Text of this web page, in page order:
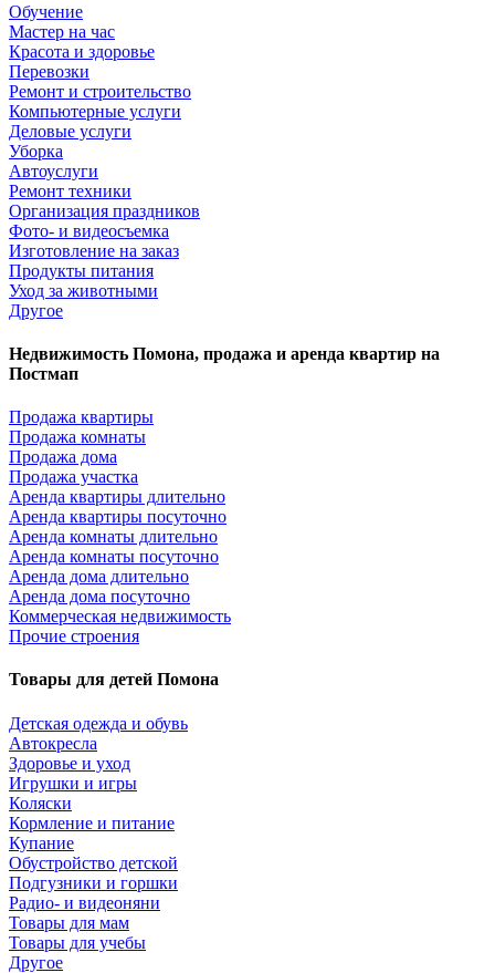
Обучение
Мастер на час
Красота и здоровье
Перевозки
Ремонт и строительство
Компьютерные услуги
Деловые услуги
Уборка
Автоуслуги
Ремонт техники
Организация праздников
Фото- и видеосъемка
Изготовление на заказ
Продукты питания
Уход за животными
Другое
Недвижимость Помона, продажа и аренда квартир на
Постмап
Продажа квартиры
Продажа комнаты
Продажа дома
Продажа участка
Аренда квартиры длительно
Аренда квартиры посуточно
Аренда комнаты длительно
Аренда комнаты посуточно
Аренда дома длительно
Аренда дома посуточно
Коммерческая недвижимость
Прочие строения
Товары для детей Помона
Детская одежда и обувь
Автокресла
Здоровье и уход
Игрушки и игры
Коляски
Кормление и питание
Купание
Обустройство детской
Подгузники и горшки
Радио- и видеоняни
Товары для мам
Товары для учебы
Другое